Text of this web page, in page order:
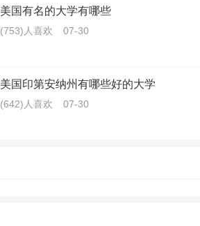
美国有名的大学有哪些
(753)人喜欢 07-30
美国印第安纳州有哪些好的大学
(642)人喜欢 07-30